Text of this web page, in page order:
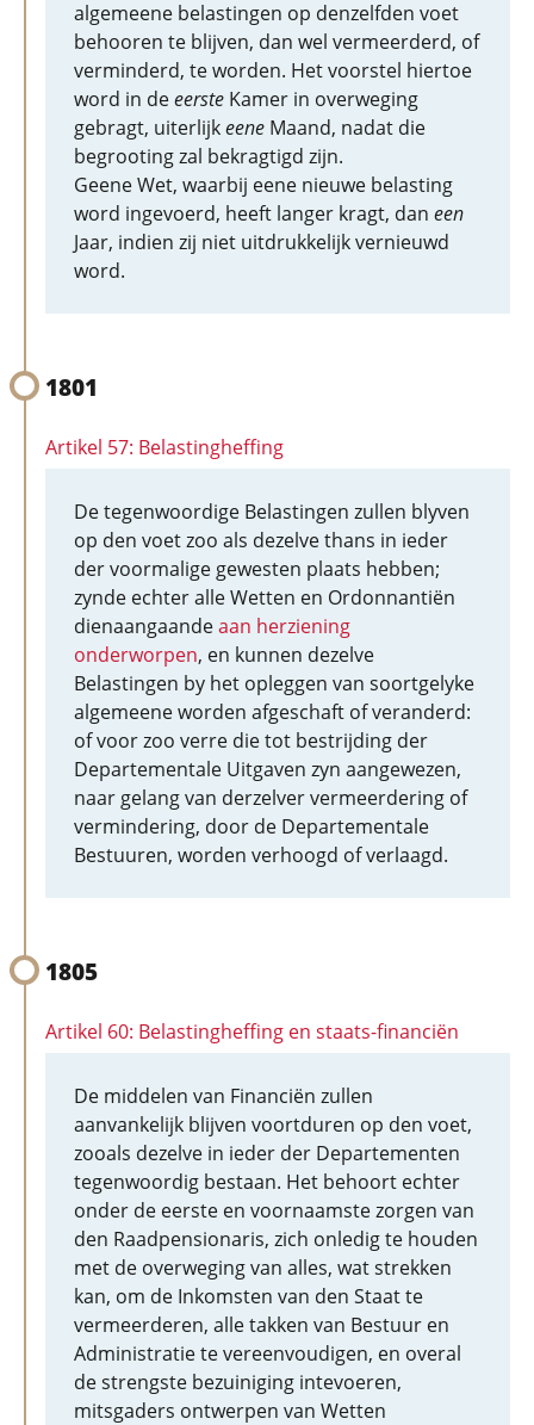
algemeene belastingen op denzelfden voet
behooren te blijven, dan wel vermeerderd, of
verminderd, te worden. Het voorstel hiertoe
word in deeerste Kamer in overweging
gebragt, uiterlijkeene Maand, nadat die
begrooting zal bekragtigd zijn.
Geene Wet, waarbij eene nieuwe belasting
word ingevoerd, heeft langer kragt, dan een
Jaar, indien zij niet uitdrukkelijk vernieuwd
word.
1801
Artikel 57: Belastingheffing
De tegenwoordige Belastingen zullen blyven
op den voet zoo als dezelve thans in ieder
der voormalige gewesten plaats hebben;
zynde echter alle Wetten en Ordonnantiën
dienaangaandeaan herziening
onderworpen, en kunnen dezelve
Belastingen by het opleggen van soortgelyke
algemeene worden afgeschaft of veranderd:
of voor zoo verre die tot bestrijding der
Departementale Uitgaven zyn aangewezen,
naar gelang van derzelver vermeerdering of
vermindering, door de Departementale
Bestuuren, worden verhoogd of verlaagd.
1805
Artikel 60: Belastingheffing en staats-financiën
De middelen van Financiën zullen
aanvankelijk blijven voortduren op den voet,
zooals dezelve in ieder der Departementen
tegenwoordig bestaan. Het behoort echter
onder de eerste en voornaamste zorgen van
den Raadpensionaris, zich onledig te houden
met de overweging van alles, wat strekken
kan, om de Inkomsten van den Staat te
vermeerderen, alle takken van Bestuur en
Administratie te vereenvoudigen, en overal
de strengste bezuiniging intevoeren,
mitsgaders ontwerpen van Wetten